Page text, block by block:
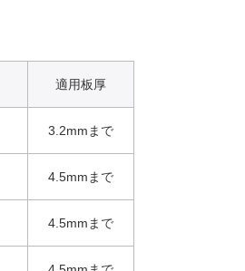
適用板厚
3.2mmまで
4.5mmまで
4.5mmまで